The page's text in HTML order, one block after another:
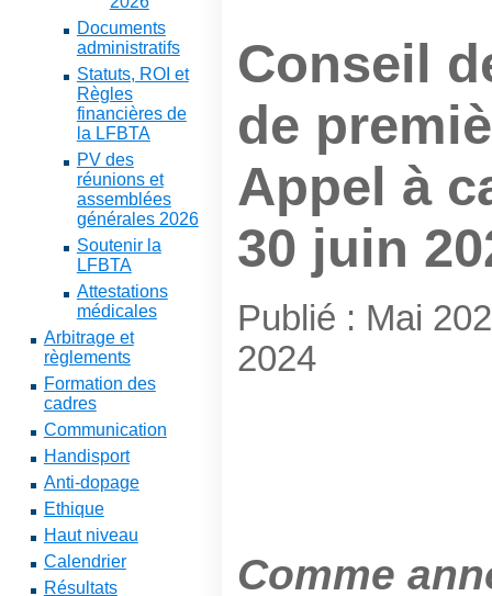
Documents
administratifs
Statuts, ROI et
Règles
financières de
la LFBTA
PV des
réunions et
assemblées
générales 2026
Soutenir la
LFBTA
Attestations
médicales
Arbitrage et
règlements
Formation des
cadres
Communication
Handisport
Anti-dopage
Ethique
Haut niveau
Calendrier
Résultats
Conseil
de
Appel à
30 juin
Publié : Mai
2024
Comme